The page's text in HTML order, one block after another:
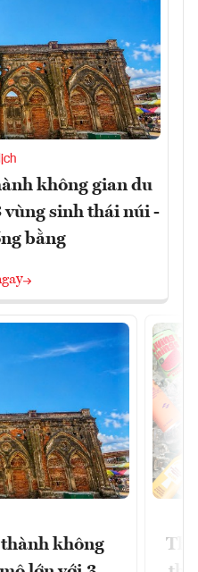
không gian du
vùng sinh thái núi -
bằng
không